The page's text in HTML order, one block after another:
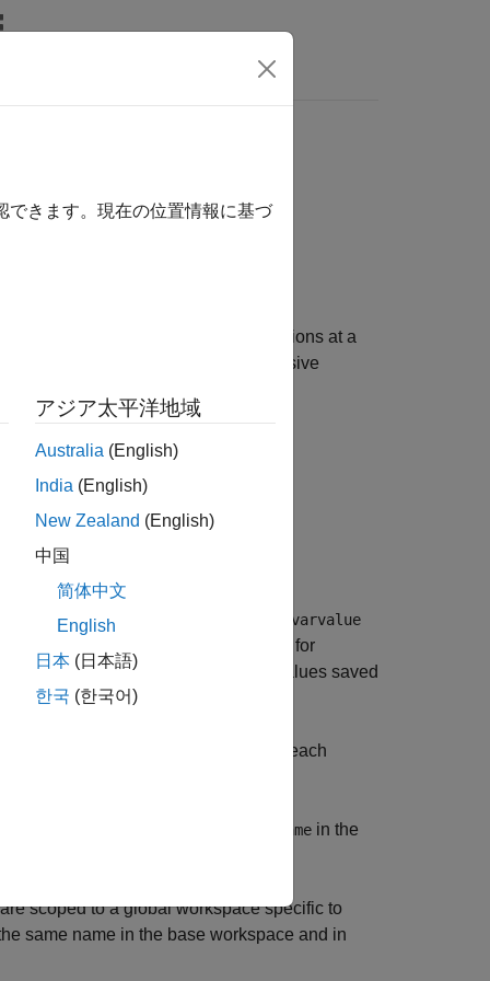
allows you to run multiple simulations at a
variables and their values for massive
of the variable varvalue
Use this syntax to specify values for
you specify override the variable values saved
when the simulation completes.
object. Specify the value for each
varname in the
scoped to a global workspace specific to
same name in the base workspace and in
できます。現在の位置情報に基づ
アジア太平洋地域
Australia (English)
India (English)
New Zealand (English)
中国
简体中文
English
日本 (日本語)
한국 (한국어)